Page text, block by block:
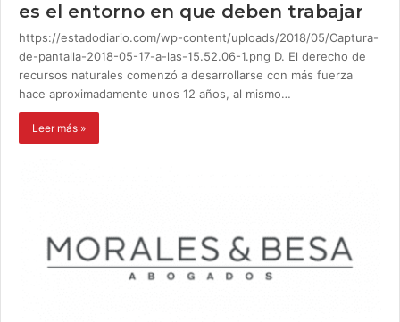
es el entorno en que deben trabajar
https://estadodiario.com/wp-content/uploads/2018/05/Captura-
de-pantalla-2018-05-17-a-las-15.52.06-1.png D. El derecho de
recursos naturales comenzó a desarrollarse con más fuerza
hace aproximadamente unos 12 años, al mismo…
Leer más »